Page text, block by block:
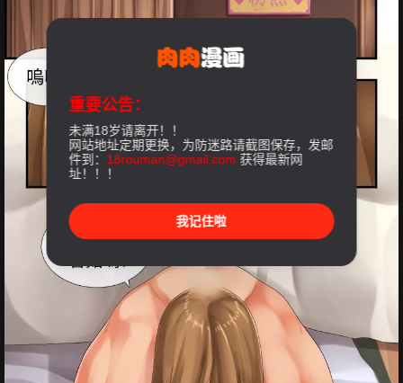
重要公告：
未满18岁请离开！！
网站地址定期更换，为防迷路请截图保存，发邮
件到： 18rouman@gmail.com 获得最新网
址！！！
我记住啦